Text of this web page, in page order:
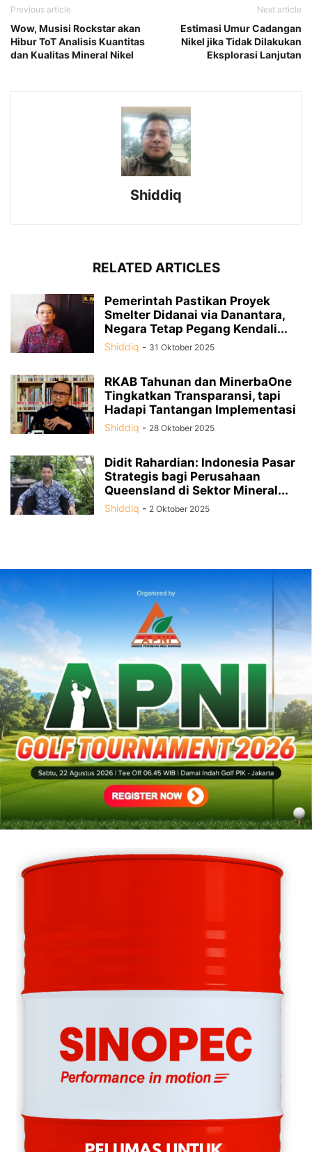
Previous article
Wow, Musisi Rockstar akan
Hibur ToT Analisis Kuantitas
dan Kualitas Mineral Nikel
Next article
Estimasi Umur Cadangan
Nikel jika Tidak Dilakukan
Eksplorasi Lanjutan
Shiddiq
RELATED ARTICLES
Pemerintah Pastikan Proyek
Smelter Didanai via Danantara,
Negara Tetap Pegang Kendali...
Shiddiq - 31 Oktober 2025
RKAB Tahunan dan MinerbaOne
Tingkatkan Transparansi, tapi
Hadapi Tantangan Implementasi
Shiddiq - 28 Oktober 2025
Didit Rahardian: Indonesia Pasar
Strategis bagi Perusahaan
Queensland di Sektor Mineral...
Shiddiq - 2 Oktober 2025